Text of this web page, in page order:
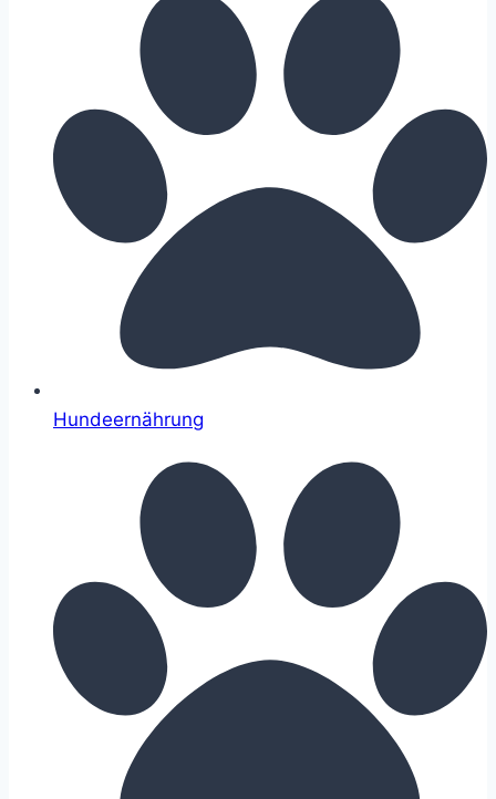
Hundeernährung